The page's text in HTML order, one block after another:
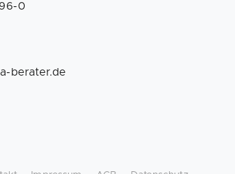
0
berater.de